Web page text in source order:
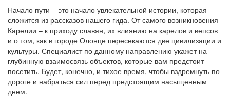
Начало пути – это начало увлекательной истории, которая
сложится из рассказов нашего гида. От самого возникновения
Карелии – к приходу славян, их влиянию на карелов и вепсов
и о том, как в городе Олонце пересекаются две цивилизации и
культуры. Специалист по данному направлению укажет на
глубинную взаимосвязь объектов, которые вам предстоит
посетить. Будет, конечно, и тихое время, чтобы вздремнуть по
дороге и набраться сил перед предстоящим насыщенным
днем.